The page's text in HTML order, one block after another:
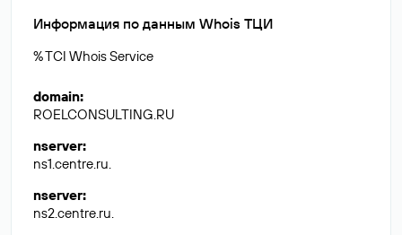
Информация по данным Whois ТЦИ
% TCI Whois Service
domain:
ROELCONSULTING.RU
nserver:
ns1.centre.ru.
nserver:
ns2.centre.ru.